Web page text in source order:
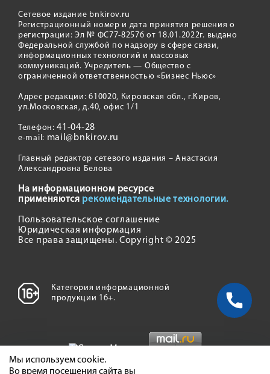
Сетевое издание bnkirov.ru
Регистрационный номер и дата принятия решения о
регистрации: Эл № ФС77-82576 от 18.01.2022г. выдано
Федеральной службой по надзору в сфере связи,
информационных технологий и массовых
коммуникаций. Учредитель — Общество с
ограниченной ответственностью «Бизнес Ньюс»
Адрес редакции: 610020, Кировская обл., г.Киров,
ул.Московская, д.40, офис 1/1
Телефон:41-04-28
e-mail: mail@bnkirov.ru
Главный редактор сетевого издания – Анастасия
Александровна Белова
На информационном ресурсе
применяются рекомендательные технологии.
Пользовательское соглашение
Юридическая информация
Все права защищены. Copyright © 2025
Категория информационной
продукции 16+.
Мы используем cookie.
Во время посещения сайта вы